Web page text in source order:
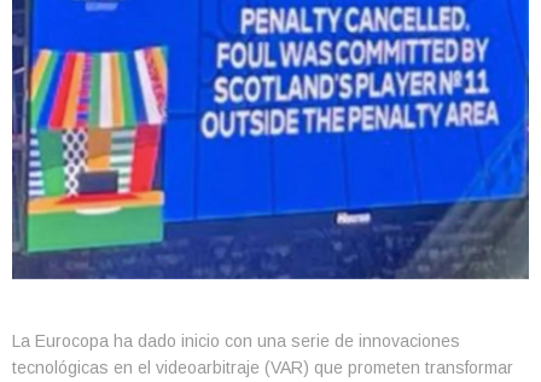
La Eurocopa ha dado inicio con una serie de innovaciones
tecnológicas en el videoarbitraje (VAR) que prometen transformar